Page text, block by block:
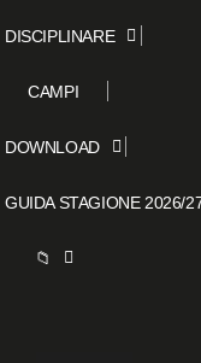
DISCIPLINARE
CAMPI
DOWNLOAD
GUIDA STAGIONE 2026/
📁